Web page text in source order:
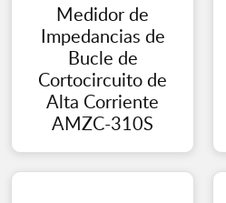
Medidor de
Impedancias de
Bucle de
Cortocircuito de
Alta Corriente
AMZC-310S